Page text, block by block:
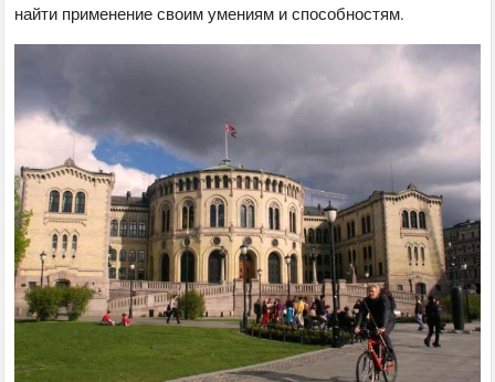
найти применение своим умениям и способностям.